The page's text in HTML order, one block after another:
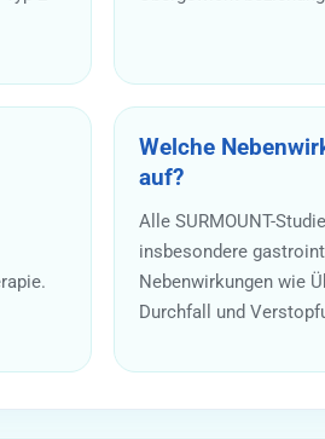
Welche
auf?
Alle SURMOUNT-
insbesondere
Nebenwirkungen wie
Durchfall und